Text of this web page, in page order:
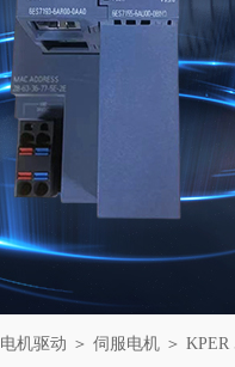
电机驱动 ＞ 伺服电机 ＞